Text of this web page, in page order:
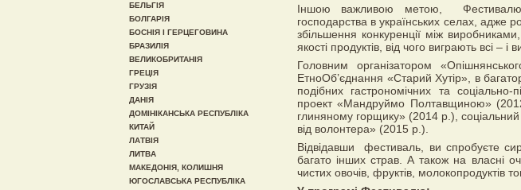
Іншою важливою метою, Фестивалю
господарства в українських селах, адже
збільшення конкуренції між
якості продуктів, від чого виграють всі – і
Головним організатором
ЕтноОб’єднання «Старий Хутір», в
подібних гастрономічних та соціально-
проект «Мандруймо Полтавщиною»
глиняному горщику» (2014 р.), соціальний
від волонтера» (2015 р.).
Відвідавши фестиваль, ви спробуєте
багато інших страв. А також на власні
чистих овочів, фруктів, молокопродуктів
БЕЛЬГІЯ
БОЛГАРІЯ
БОСНІЯ І ГЕРЦЕГОВИНА
БРАЗИЛІЯ
ВЕЛИКОБРИТАНІЯ
ГРЕЦІЯ
ГРУЗІЯ
ДАНІЯ
ДОМІНІКАНСЬКА РЕСПУБЛІКА
КИТАЙ
ЛАТВІЯ
ЛИТВА
МАКЕДОНІЯ, КОЛИШНЯ
ЮГОСЛАВСЬКА РЕСПУБЛІКА